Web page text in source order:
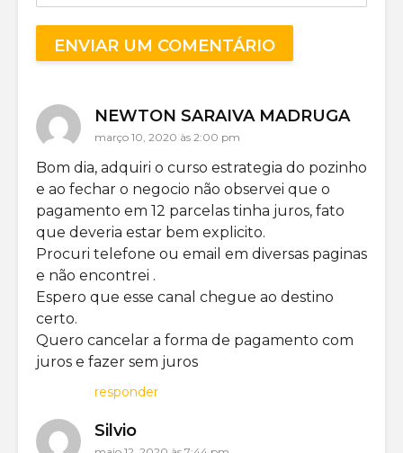
NEWTON SARAIVA MADRUGA
março 10, 2020 às 2:00 pm
Bom dia, adquiri o curso estrategia do pozinho
e ao fechar o negocio não observei que o
pagamento em 12 parcelas tinha juros, fato
que deveria estar bem explicito.
Procuri telefone ou email em diversas paginas
e não encontrei .
Espero que esse canal chegue ao destino
certo.
Quero cancelar a forma de pagamento com
juros e fazer sem juros
responder
Silvio